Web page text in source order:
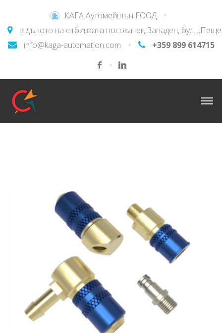
КАГА Аутомейшън ЕООД
в дъното на отбивката посока юг, Западен, бул.
info@kaga-automation.com
+359 899 614715